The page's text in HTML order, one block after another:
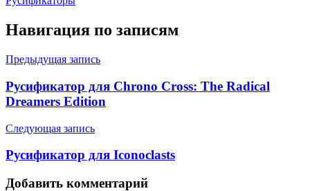
Навигация по записям
Предыдущая запись
Русификатор для Chrono Cross: The Radical
Dreamers Edition
Следующая запись
Русификатор для Iconoclasts
Добавить комментарий